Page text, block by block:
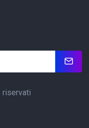
riservati